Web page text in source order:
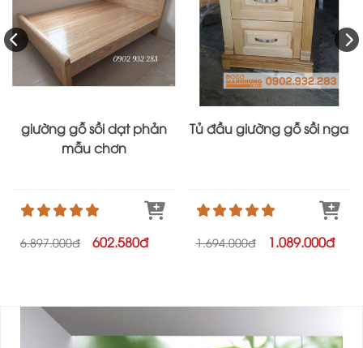
giường gỗ sồi dạt phản
mẫu chơn
6.897.000đ 602.580đ
Tủ đầu giường gỗ sồi nga
1.694.000đ 1.089.000đ